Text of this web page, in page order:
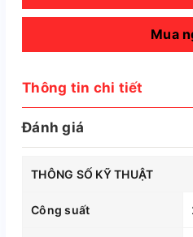
Mua
Thông tin chi tiết
Đánh giá
THÔNG SỐ KỸ THUẬT
Công suất